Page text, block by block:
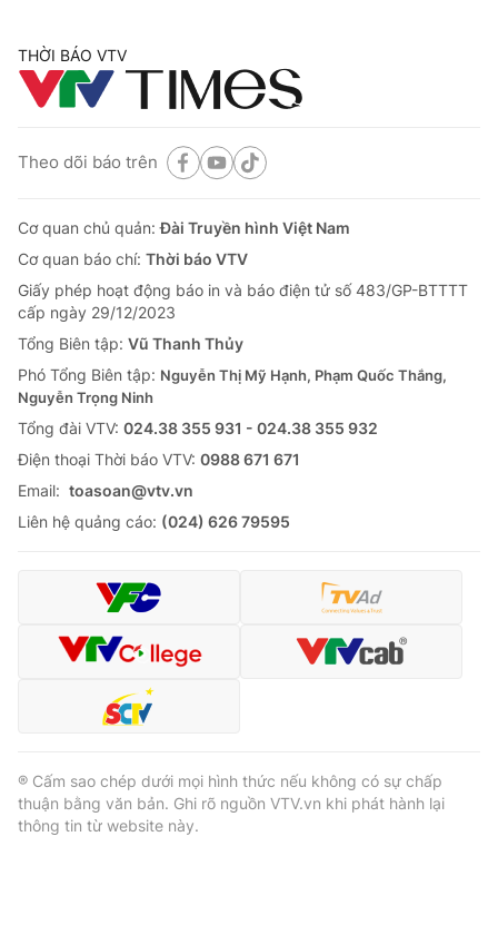
THỜI BÁO VTV
Theo dõi báo trên
Cơ quan chủ quản:Đài Truyền hình Việt Nam
Cơ quan báo chí: Thời báo VTV
Giấy phép hoạt động báo in và báo điện tử số 483/GP-BTTTT
cấp ngày 29/12/2023
Tổng Biên tập: Vũ Thanh Thủy
Phó Tổng Biên tập: Nguyễn Thị Mỹ Hạnh, Phạm Quốc Thắng,
Nguyễn Trọng Ninh
Tổng đài VTV: 024.38 355 931 - 024.38 355 932
Ðiện thoại Thời báo VTV: 0988 671 671
Email: toasoan@vtv.vn
Liên hệ quảng cáo: (024) 626 79595
® Cấm sao chép dưới mọi hình thức nếu không có sự chấp
thuận bằng văn bản. Ghi rõ nguồn VTV.vn khi phát hành lại
thông tin từ website này.